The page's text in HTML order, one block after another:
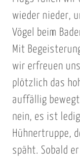
wieder nieder,
Vögel beim
Mit
wir erfreuen
plötzlich das
auffällig
nein, es ist
Hühnertruppe,
späht. Sobald